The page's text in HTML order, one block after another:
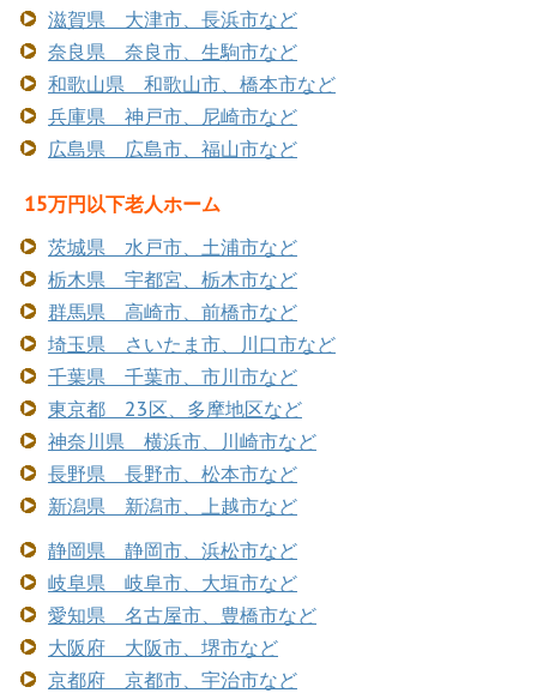
滋賀県 大津市、長浜市など
奈良県 奈良市、生駒市など
和歌山県 和歌山市、橋本市など
兵庫県 神戸市、尼崎市など
広島県 広島市、福山市など
15万円以下老人ホーム
茨城県 水戸市、土浦市など
栃木県 宇都宮、栃木市など
群馬県 高崎市、前橋市など
埼玉県 さいたま市、川口市など
千葉県 千葉市、市川市など
東京都 23区、多摩地区など
神奈川県 横浜市、川崎市など
長野県 長野市、松本市など
新潟県 新潟市、上越市など
静岡県 静岡市、浜松市など
岐阜県 岐阜市、大垣市など
愛知県 名古屋市、豊橋市など
大阪府 大阪市、堺市など
京都府 京都市、宇治市など